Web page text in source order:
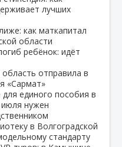
лучших
как маткапитал
области
ребёнок: идёт
область отправила в
«Сармат»
единого пособия в
июля нужен
в Волгоградской
стандарту